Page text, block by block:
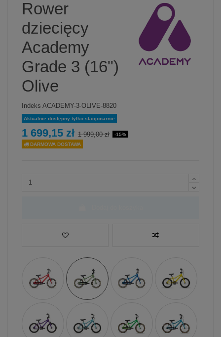
Rower
dziecięcy
Academy
Grade 3 (16")
Olive
Indeks ACADEMY-3-OLIVE-8820
Aktualnie dostępny tylko stacjonarnie
1 699,15 zł 1 999,00 zł
-15%
DARMOWA DOSTAWA